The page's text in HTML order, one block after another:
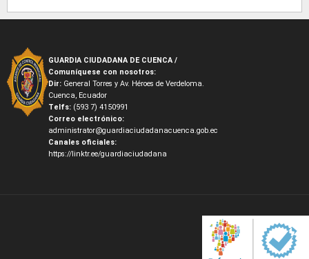
GUARDIA CIUDADANA DE CUENCA /
Comuníquese con nosotros:
Dir: General Torres y Av. Héroes de Verdeloma.
Cuenca, Ecuador
Telfs: (593 7) 4150991
Correo electrónico:
administrator@guardiaciudadanacuenca.gob.ec
Canales oficiales:
https://linktr.ee/guardiaciudadana